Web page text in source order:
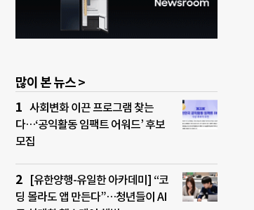
많이 본 뉴스 >
사회변화 이끈 프로그램 찾는
다…‘공익활동 임팩트 어워드’ 후보
모집
[유한양행-유일한 아카데미] “코
딩 몰라도 앱 만든다”…청년들이 AI